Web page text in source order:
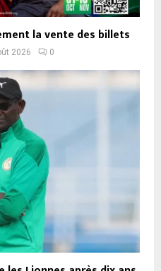
la vente des billets
2026 0